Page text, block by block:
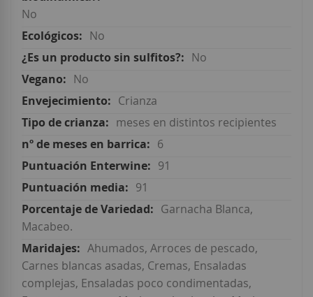
No
No
No
No
Crianza
meses en distintos recipientes
6
91
91
Garnacha Blanca,
Macabeo.
Ahumados, Arroces de pescado,
Carnes blancas asadas, Cremas, Ensaladas
complejas, Ensaladas poco condimentadas,